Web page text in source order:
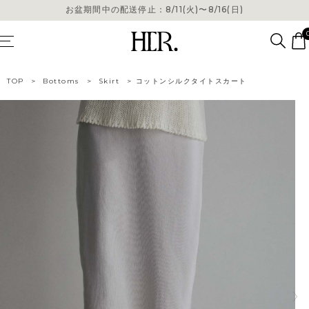
お盆期間中の配送停止：8/11(火)〜8/16(日)
お盆期間中の配送停止：8/11(火)〜8/16(日)
TOP > Bottoms > Skirt > コットンシルクタイトスカート